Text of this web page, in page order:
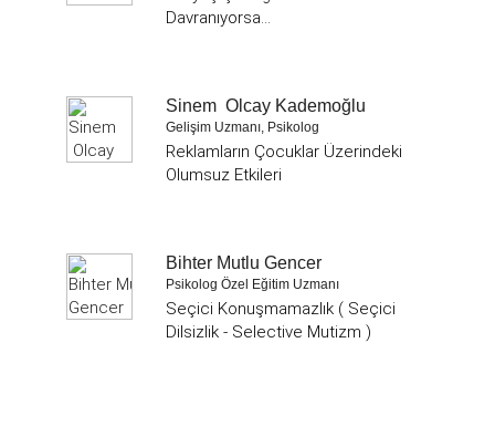
Davranıyorsa...
Sinem Olcay Kademoğlu
Gelişim Uzmanı, Psikolog
Reklamların Çocuklar Üzerindeki
Olumsuz Etkileri
Bihter Mutlu Gencer
Psikolog Özel Eğitim Uzmanı
Seçici Konuşmamazlık ( Seçici
Dilsizlik - Selective Mutizm )